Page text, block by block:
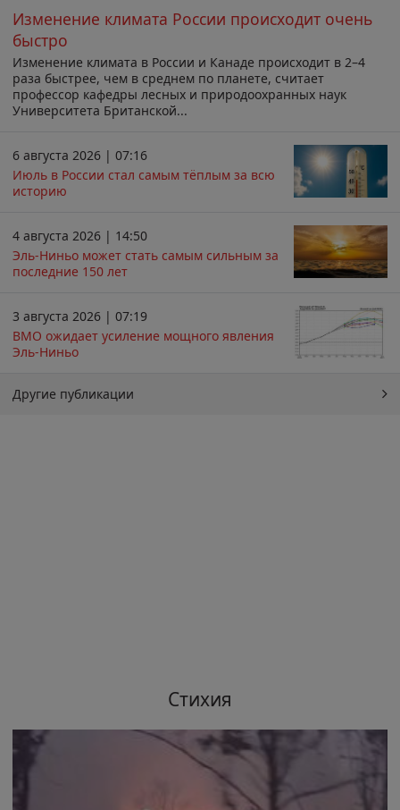
Изменение климата России происходит очень
быстро
Изменение климата в России и Канаде происходит в 2–4
раза быстрее, чем в среднем по планете, считает
профессор кафедры лесных и природоохранных наук
Университета Британской...
6 августа 2026 | 07:16
Июль в России стал самым тёплым за всю
историю
4 августа 2026 | 14:50
Эль-Ниньо может стать самым сильным за
последние 150 лет
3 августа 2026 | 07:19
ВМО ожидает усиление мощного явления
Эль-Ниньо
Другие публикации
Стихия